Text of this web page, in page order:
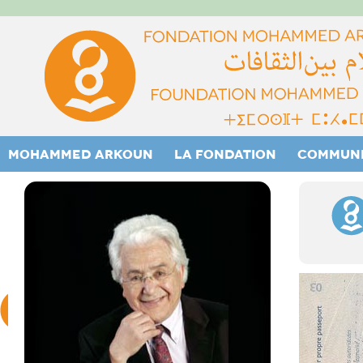
MOHAMMED ARKOUN LA FONDATION